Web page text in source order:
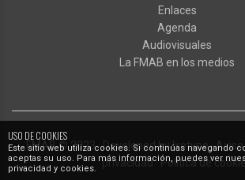
USO DE COOKIES
Este sitio web utiliza cookies. Si continúas navegando
aceptas su uso. Para más información, puedes ver
privacidad y cookies.
Enlaces
Agenda
Audiovisuales
La FMAB en los medios
FMAB© 2023·Developed byIxotype·
privacidad·Política de